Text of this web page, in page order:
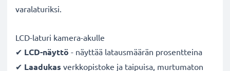
varalaturiksi.
LCD-laturi kamera-akulle
✔ LCD-näyttö - näyttää latausmäärän prosentteina
✔ Laadukas verkkopistoke ja taipuisa, murtumaton